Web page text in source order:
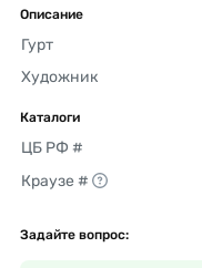
Описание
Гурт
Художник
Каталоги
ЦБ РФ #
Краузе #
Задайте вопрос: